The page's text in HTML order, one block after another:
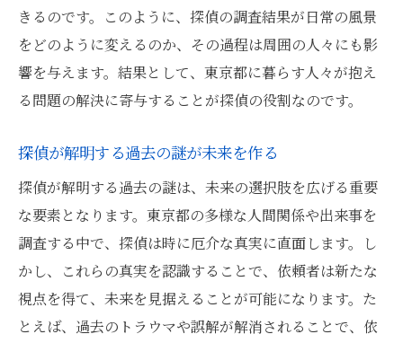
きるのです。このように、探偵の調査結果が日常の風景
をどのように変えるのか、その過程は周囲の人々にも影
響を与えます。結果として、東京都に暮らす人々が抱え
る問題の解決に寄与することが探偵の役割なのです。
探偵が解明する過去の謎が未来を作る
探偵が解明する過去の謎は、未来の選択肢を広げる重要
な要素となります。東京都の多様な人間関係や出来事を
調査する中で、探偵は時に厄介な真実に直面します。し
かし、これらの真実を認識することで、依頼者は新たな
視点を得て、未来を見据えることが可能になります。た
とえば、過去のトラウマや誤解が解消されることで、依